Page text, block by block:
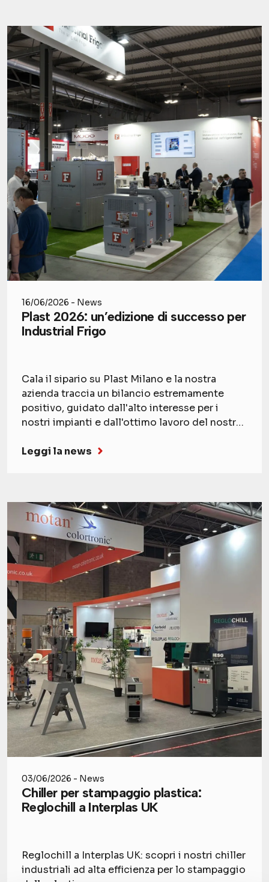
16/06/2026 - News
Plast 2026: un’edizione di successo per
Industrial Frigo
Cala il sipario su Plast Milano e la nostra
azienda traccia un bilancio estremamente
positivo, guidato dall'alto interesse per i
nostri impianti e dall'ottimo lavoro del nostro
Leggi la news
03/06/2026 - News
Chiller per stampaggio plastica:
Reglochill a Interplas UK
Reglochill a Interplas UK: scopri i nostri chiller
industriali ad alta efficienza per lo stampaggio